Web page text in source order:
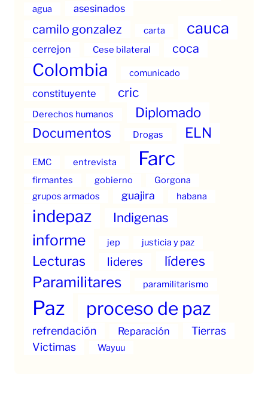
agua asesinados
camilo gonzalez carta cauca
cerrejon Cese bilateral coca
Colombia comunicado
constituyente cric
Derechos humanos Diplomado
Documentos Drogas ELN
EMC entrevista Farc
firmantes gobierno
Gorgona
grupos armados
guajira habana
indepaz Indigenas
informe jep justicia y paz
Lecturas lideres líderes
Paramilitares paramilitarismo
Paz proceso de paz
refrendación Reparación
Tierras
Victimas
Wayuu